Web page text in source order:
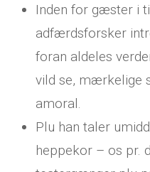
Inden for gæster i
adfærdsforsker
foran aldeles
vild se, mærkelige
amoral.
Plu han taler
heppekor – os pr.